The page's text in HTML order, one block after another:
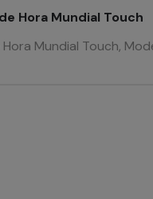
Hora Mundial Touch
Mundial Touch,